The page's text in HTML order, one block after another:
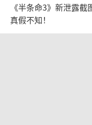
《半条命3》新泄露截
真假不知！
2026-07-07 09:49:41